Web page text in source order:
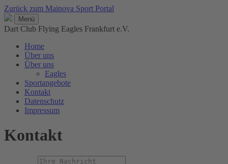
Zurück zum Mainova Sport Portal
Menü
Dart Club Flying Eagles Frankfurt e.V.
Home
Über uns
Über uns
Eagles
Sportangebote
Kontakt
Datenschutz
Impressum
Kontakt